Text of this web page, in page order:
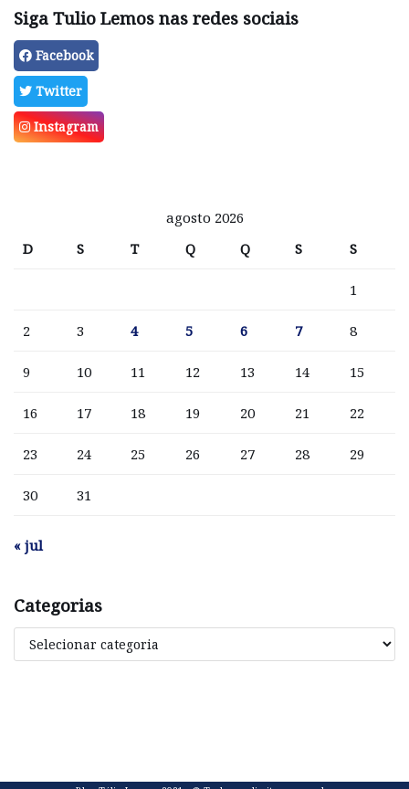
Siga Tulio Lemos nas redes sociais
Facebook
Twitter
Instagram
agosto 2026
D
S T Q Q S S
1
2 3 4 5 6 7 8
9 10 11 12 13 14 15
16 17 18 19 20 21 22
23 24 25 26 27 28 29
30 31
« jul
Categorias